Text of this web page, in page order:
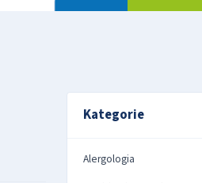
Kategorie
Alergologia